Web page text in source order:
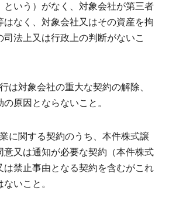
という）がなく、対象会社が第三者
はなく、対象会社又はその資産を拘
司法上又は行政上の判断がないこ
は対象会社の重大な契約の解除、
原因とならないこと。
に関する契約のうち、本件株式譲
意又は通知が必要な契約（本件株式
は禁止事由となる契約を含むがこれ
いこと。